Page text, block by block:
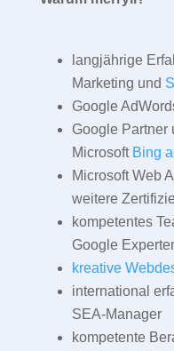
langjährige
Marketing und
Google
Google Partner
Microsoft Bing
Microsoft Web
weitere
kompetentes
Google
kreative
international
SEA-Manager
kompetente